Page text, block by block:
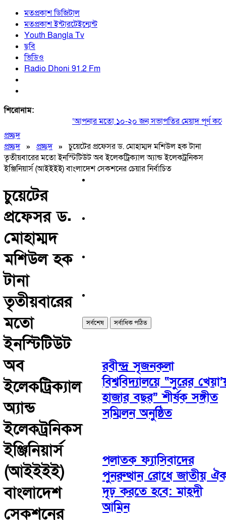
মতপ্রকাশ ডিজিটাল
মতপ্রকাশ ইন্টারটেইন্মেন্ট
Youth Bangla Tv
ছবি
ভিডিও
Radio Dhoni 91.2 Fm
শিরোনাম:
‘আপনার মতো ১০-২০ জন সভাপতির মেয়াদ পূর্ণ করেও
প্রচ্ছদ
প্রচ্ছদ» প্রচ্ছদ»চুয়েটের প্রফেসর ড. মোহাম্মদ মশিউল হক টানা
তৃতীয়বারের মতো ইনস্টিটিউট অব ইলেকট্রিক্যাল অ্যান্ড ইলেকট্রনিকস
ইঞ্জিনিয়ার্স (আইইইই) বাংলাদেশ সেকশনের চেয়ার নির্বাচিত
চুয়েটের
প্রফেসর ড.
মোহাম্মদ
মশিউল হক
টানা
তৃতীয়বারের
মতো
ইনস্টিটিউট
অব
ইলেকট্রিক্যাল
অ্যান্ড
ইলেকট্রনিকস
ইঞ্জিনিয়ার্স
(আইইইই)
বাংলাদেশ
সেকশনের
সর্বশেষ সর্বাধিক পঠিত
রবীন্দ্র সৃজনকলা
বিশ্ববিদ্যালয়ে “সুরের
হাজার বছর” শীর্ষক সঙ্গীত
সম্মিলন অনুষ্ঠিত
পলাতক ফ্যাসিবাদের
পুনরুত্থান রোধে জাতীয়
দৃঢ় করতে হবে: মাহ্দী
আমিন